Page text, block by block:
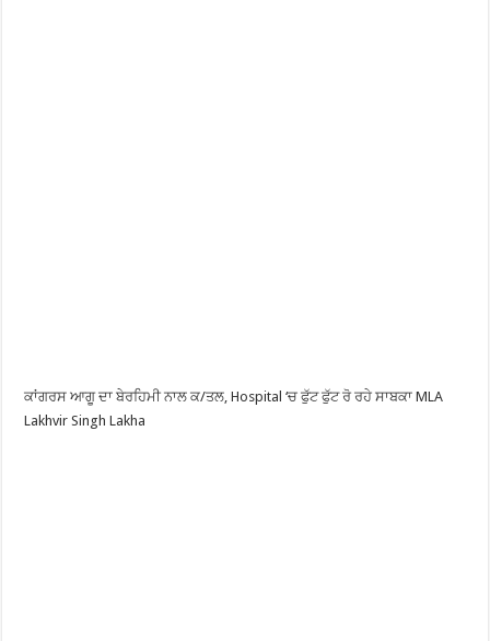
ਕਾਂਗਰਸ ਆਗੂ ਦਾ ਬੇਰਹਿਮੀ ਨਾਲ ਕ/ਤਲ, Hospital ‘ਚ ਫੁੱਟ ਫੁੱਟ ਰੋ ਰਹੇ ਸਾਬਕਾ MLA
Lakhvir Singh Lakha